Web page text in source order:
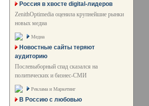
Россия в хвосте digital-лидеров
ZenithOptimedia оценила крупнейшие рынки
новых медиа
Медиа
Новостные сайты теряют
аудиторию
Послевыборный спад сказался на
политических и бизнес-СМИ
Реклама и Маркетинг
В Россию с любовью